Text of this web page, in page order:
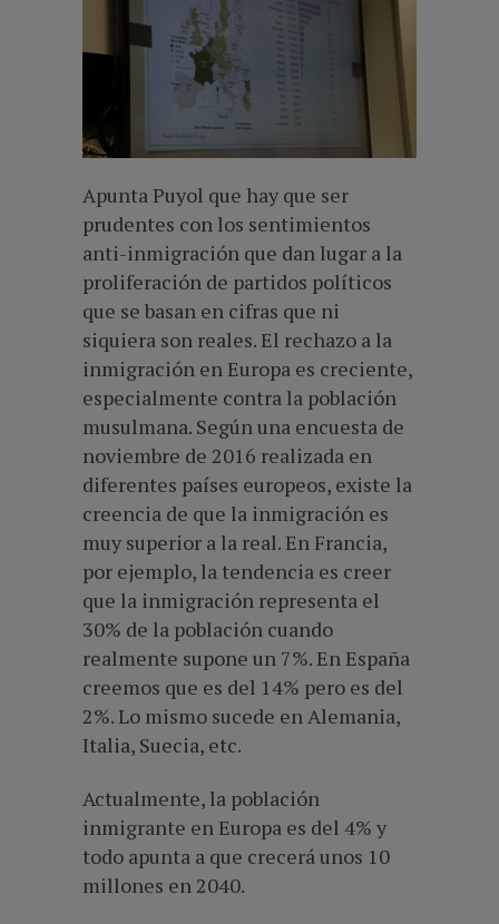
Apunta Puyol que hay que ser
prudentes con los sentimientos
anti-inmigración que dan lugar a la
proliferación de partidos políticos
que se basan en cifras que ni
siquiera son reales. El rechazo a la
inmigración en Europa es creciente,
especialmente contra la población
musulmana. Según una encuesta de
noviembre de 2016 realizada en
diferentes países europeos, existe la
creencia de que la inmigración es
muy superior a la real. En Francia,
por ejemplo, la tendencia es creer
que la inmigración representa el
30% de la población cuando
realmente supone un 7%. En España
creemos que es del 14% pero es del
2%. Lo mismo sucede en Alemania,
Italia, Suecia, etc.
Actualmente, la población
inmigrante en Europa es del 4% y
todo apunta a que crecerá unos 10
millones en 2040.